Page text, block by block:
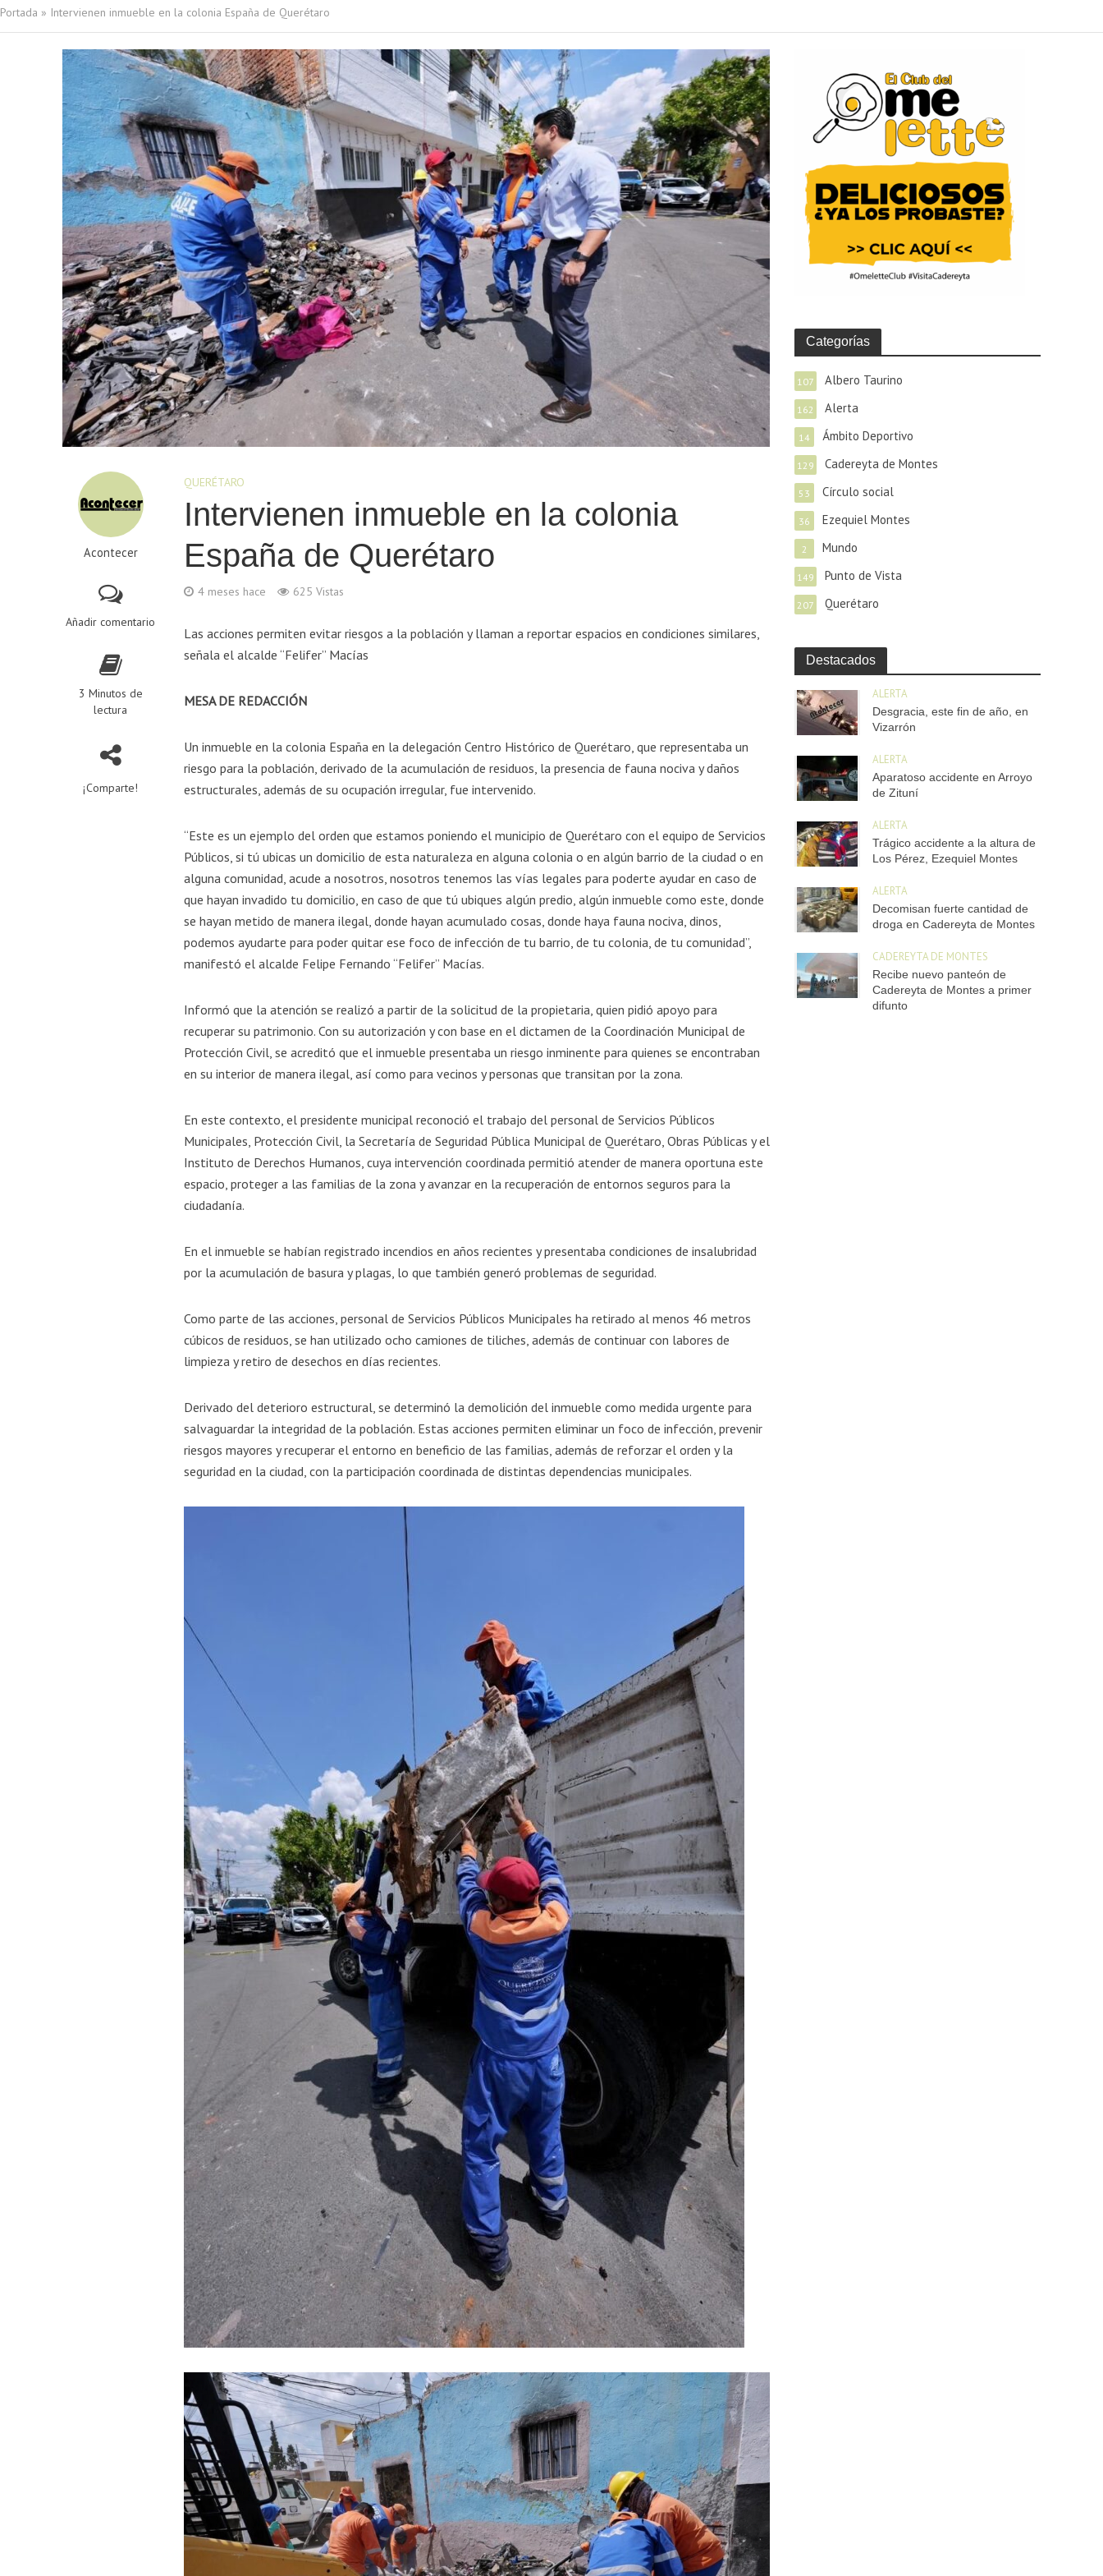
Portada » Intervienen inmueble en la colonia España de Querétaro
Acontecer
Añadir comentario
3 Minutos de
lectura
¡Comparte!
QUERÉTARO
Intervienen inmueble en la colonia
España de Querétaro
4 meses hace 625 Vistas
Las acciones permiten evitar riesgos a la población y llaman a reportar espacios en condiciones similares,
señala el alcalde “Felifer” Macías
MESA DE REDACCIÓN
Un inmueble en la colonia España en la delegación Centro Histórico de Querétaro, que representaba un
riesgo para la población, derivado de la acumulación de residuos, la presencia de fauna nociva y daños
estructurales, además de su ocupación irregular, fue intervenido.
“Este es un ejemplo del orden que estamos poniendo el municipio de Querétaro con el equipo de Servicios
Públicos, si tú ubicas un domicilio de esta naturaleza en alguna colonia o en algún barrio de la ciudad o en
alguna comunidad, acude a nosotros, nosotros tenemos las vías legales para poderte ayudar en caso de
que hayan invadido tu domicilio, en caso de que tú ubiques algún predio, algún inmueble como este, donde
se hayan metido de manera ilegal, donde hayan acumulado cosas, donde haya fauna nociva, dinos,
podemos ayudarte para poder quitar ese foco de infección de tu barrio, de tu colonia, de tu comunidad”,
manifestó el alcalde Felipe Fernando “Felifer” Macías.
Informó que la atención se realizó a partir de la solicitud de la propietaria, quien pidió apoyo para
recuperar su patrimonio. Con su autorización y con base en el dictamen de la Coordinación Municipal de
Protección Civil, se acreditó que el inmueble presentaba un riesgo inminente para quienes se encontraban
en su interior de manera ilegal, así como para vecinos y personas que transitan por la zona.
En este contexto, el presidente municipal reconoció el trabajo del personal de Servicios Públicos
Municipales, Protección Civil, la Secretaría de Seguridad Pública Municipal de Querétaro, Obras Públicas y el
Instituto de Derechos Humanos, cuya intervención coordinada permitió atender de manera oportuna este
espacio, proteger a las familias de la zona y avanzar en la recuperación de entornos seguros para la
ciudadanía.
En el inmueble se habían registrado incendios en años recientes y presentaba condiciones de insalubridad
por la acumulación de basura y plagas, lo que también generó problemas de seguridad.
Como parte de las acciones, personal de Servicios Públicos Municipales ha retirado al menos 46 metros
cúbicos de residuos, se han utilizado ocho camiones de tiliches, además de continuar con labores de
limpieza y retiro de desechos en días recientes.
Derivado del deterioro estructural, se determinó la demolición del inmueble como medida urgente para
salvaguardar la integridad de la población. Estas acciones permiten eliminar un foco de infección, prevenir
riesgos mayores y recuperar el entorno en beneficio de las familias, además de reforzar el orden y la
seguridad en la ciudad, con la participación coordinada de distintas dependencias municipales.
Categorías
Albero Taurino
107
Alerta
162
Ámbito Deportivo
14
Cadereyta de Montes
129
Círculo social
53
Ezequiel Montes
36
Mundo
2
Punto de Vista
149
Querétaro
207
Destacados
ALERTA
Desgracia, este fin de año, en
Vizarrón
ALERTA
Aparatoso accidente en Arroyo
de Zituní
ALERTA
Trágico accidente a la altura de
Los Pérez, Ezequiel Montes
ALERTA
Decomisan fuerte cantidad de
droga en Cadereyta de Montes
CADEREYTA DE MONTES
Recibe nuevo panteón de
Cadereyta de Montes a primer
difunto